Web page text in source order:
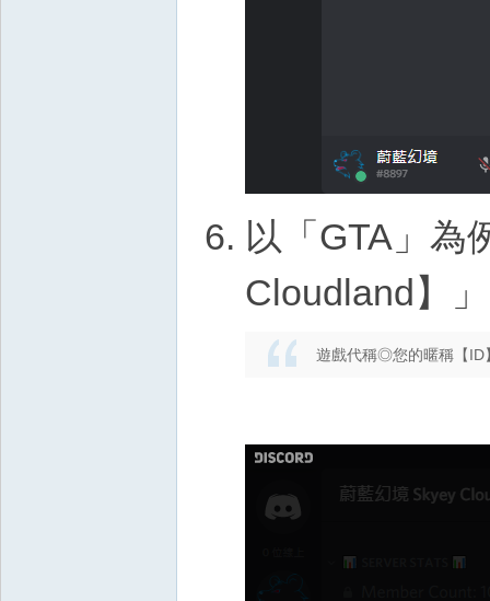
以「GTA」為
Cloudland】
遊戲代稱◎您的暱稱【ID